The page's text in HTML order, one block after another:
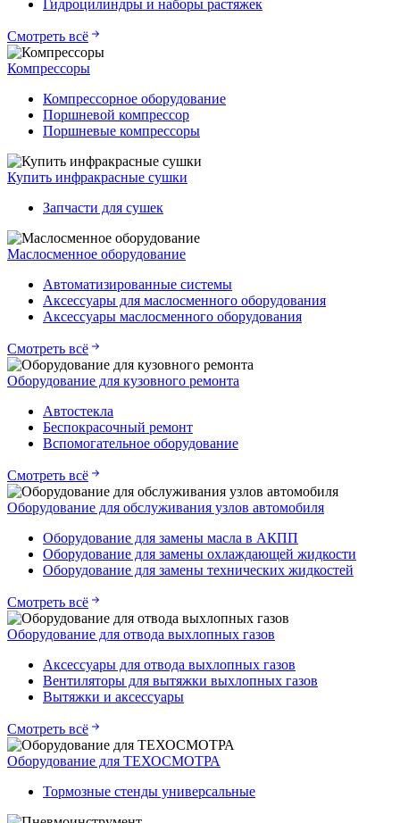
Гидроцилиндры и наборы растяжек
Смотреть всё
Компрессоры
Компрессорное оборудование
Поршневой компрессор
Поршневые компрессоры
Купить инфракрасные сушки
Запчасти для сушек
Маслосменное оборудование
Автоматизированные системы
Аксессуары для маслосменного оборудования
Аксессуары маслосменного оборудования
Смотреть всё
Оборудование для кузовного ремонта
Автостекла
Беспокрасочный ремонт
Вспомогательное оборудование
Смотреть всё
Оборудование для обслуживания узлов автомобиля
Оборудование для замены масла в АКПП
Оборудование для замены охлаждающей жидкости
Оборудование для замены технических жидкостей
Смотреть всё
Оборудование для отвода выхлопных газов
Аксессуары для отвода выхлопных газов
Вентиляторы для вытяжки выхлопных газов
Вытяжки и аксессуары
Смотреть всё
Оборудование для ТЕХОСМОТРА
Тормозные стенды универсальные